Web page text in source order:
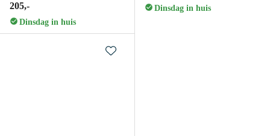
205,-
Dinsdag in huis
Dinsdag in huis